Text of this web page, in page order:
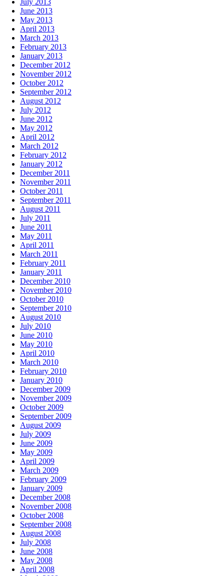
July 2013
June 2013
May 2013
April 2013
March 2013
February 2013
January 2013
December 2012
November 2012
October 2012
September 2012
August 2012
July 2012
June 2012
May 2012
April 2012
March 2012
February 2012
January 2012
December 2011
November 2011
October 2011
September 2011
August 2011
July 2011
June 2011
May 2011
April 2011
March 2011
February 2011
January 2011
December 2010
November 2010
October 2010
September 2010
August 2010
July 2010
June 2010
May 2010
April 2010
March 2010
February 2010
January 2010
December 2009
November 2009
October 2009
September 2009
August 2009
July 2009
June 2009
May 2009
April 2009
March 2009
February 2009
January 2009
December 2008
November 2008
October 2008
September 2008
August 2008
July 2008
June 2008
May 2008
April 2008